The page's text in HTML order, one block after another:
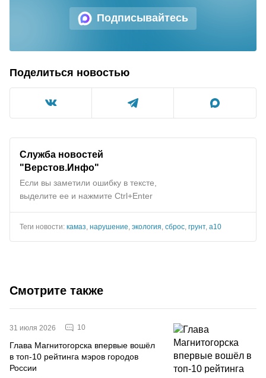
Подписывайтесь
Поделиться новостью
Служба новостей
"Верстов.Инфо"
Если вы заметили ошибку в тексте,
выделите ее и нажмите Ctrl+Enter
Теги новости: камаз нарушение экология сброс грунт, а10
Смотрите также
31 июля 2026 10
Глава Магнитогорска впервые вошёл
в топ-10 рейтинга мэров городов
России